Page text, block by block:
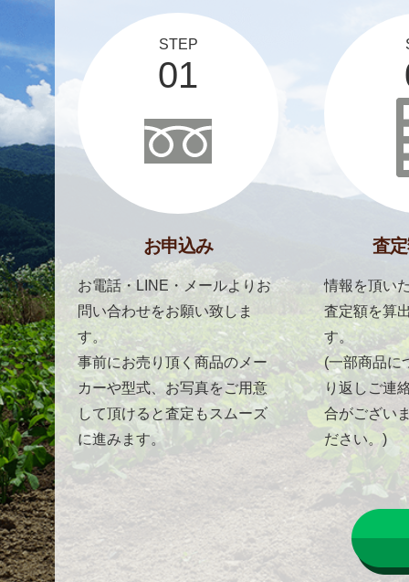
STEP
01
お申込み
お電話・LINE・メールよりお
問い合わせをお願い致しま
す。
事前にお売り頂く商品のメー
カーや型式、お写真をご用意
して頂けると査定もスムーズ
に進みます。
査
情報を頂い
査定額を算
す。
(一部商品に
り返しご連
合がござい
ださい。)